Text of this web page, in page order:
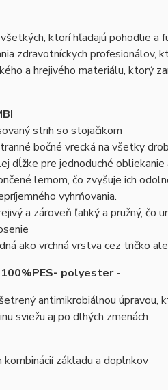
ktorí hľadajú pohodlie a
zdravotníckych profesionálov,
a hrejivého materiálu, ktorý
strih so stojačikom
bočné vrecká na všetky
dĺžke pre jednoduché obliekanie
lemom, čo zvyšuje ich
vyhrňovania.
a zároveň ľahký a pružný, čo
ako vrchná vrstva cez tričko
polyester-
antimikrobiálnou úpravou,
sviežu aj po dlhých zmenách
kombinácií základu a doplnkov